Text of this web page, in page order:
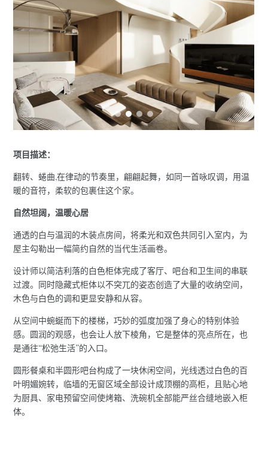
项目描述：
翻转、蜷曲,在律动的节奏里，翩翩起舞，如同一首咏叹调，用温
暖的音符，柔软的包裹住这个家。
自然坦阔，温暖心居
通透的白与温润的木装点房间，将柔光和双色共同引入室内，为
屋主勾勒出一幅简约自然的当代生活画卷。
设计师以简洁利落的白色柜体完成了客厅、吧台和卫生间的串联
过渡。同时隐藏式柜体以不突兀的姿态创造了大量的收纳空间，
木色与白色的调和更显安静和从容。
从空间中蜿蜒而下的楼梯，巧妙的弧度加强了身心的特别体验
感。圆润的观感，也会让人放下棱角，它是整体的亮点所在，也
是通往“松弛生活”的入口。
圆形餐桌和半圆形吧台构成了一块休闲空间，光线透过白色的百
叶明媚婉转，临墙的无窗区域全部设计成顶棚的高柜，且贴心地
为厨具、家电预留空间使烤箱、洗碗机全部能严丝合缝地嵌入柜
体。